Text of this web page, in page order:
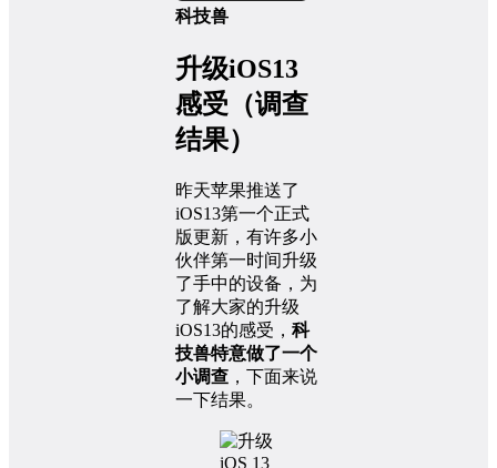
科技兽
升级iOS13
感受（调查
结果）
昨天苹果推送了
iOS13第一个正式
版更新，有许多小
伙伴第一时间升级
了手中的设备，为
了解大家的升级
iOS13的感受， 科
技兽特意做了一个
小调查 ，下面来说
一下结果。